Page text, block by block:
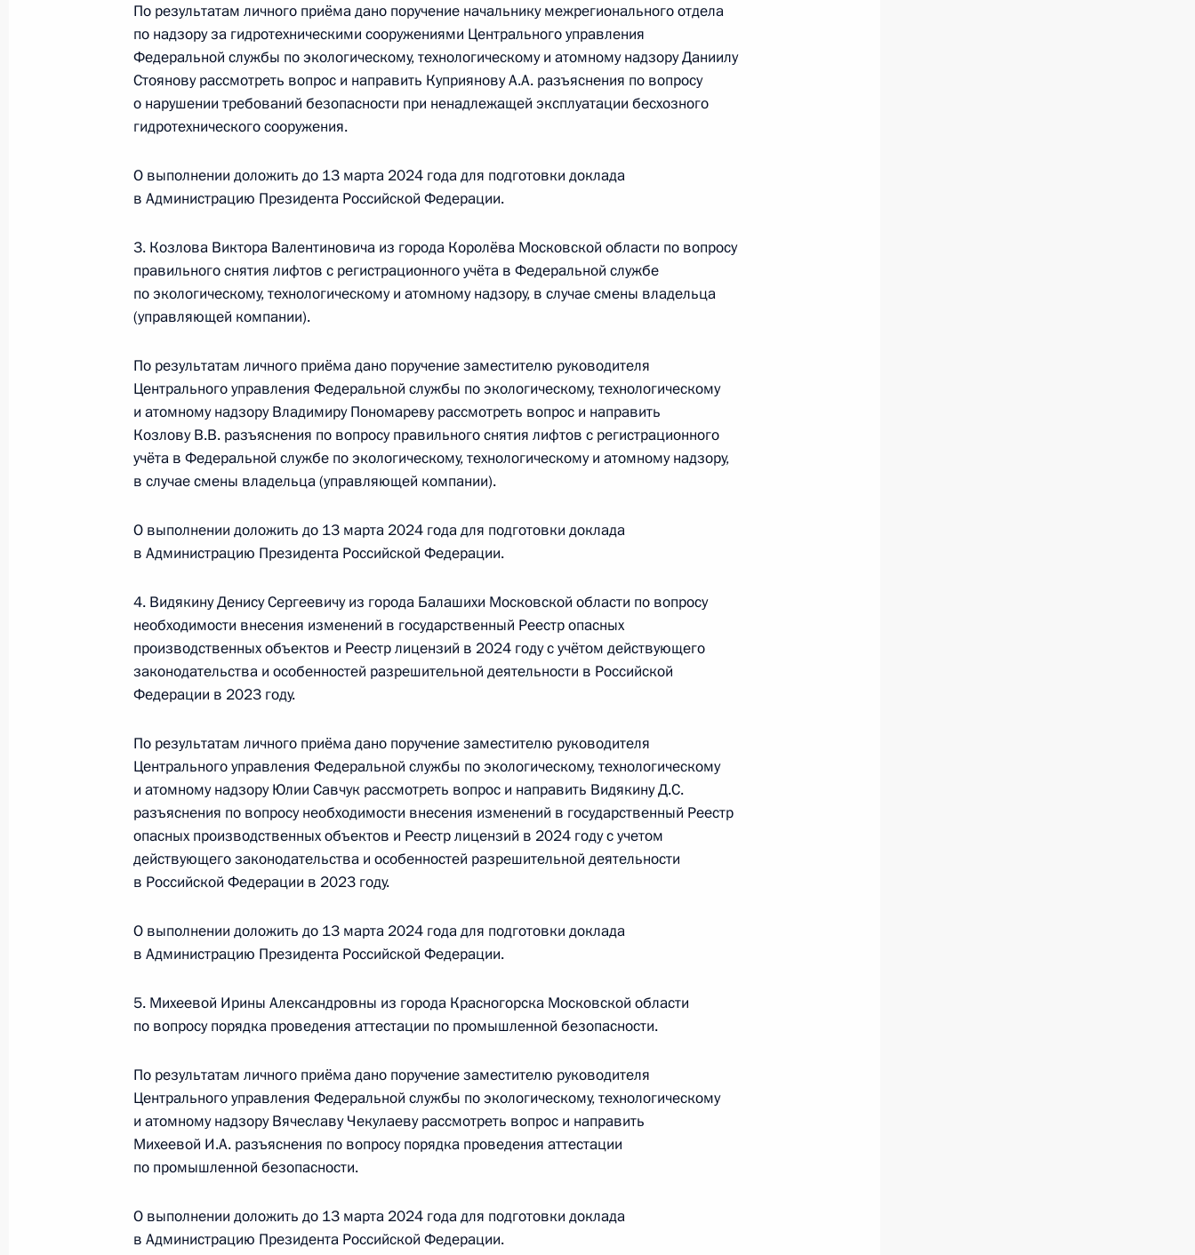
17 сентября 2025 года, среда
Исполнены поручения, данные по результатам личного приёма, проведённого
по поручению Президента Российской Федерации руководителем Центрального
надзору Евгением Тюменцевым в Приёмной Президента Российской Федерации
по приёму граждан в Москве 14 августа 2025 года
14 августа 2025 года, четверг
руководитель Центрального управления Федеральной службы по экологическому,
технологическому и атомному надзору Евгений Тюменцев провел в Приёмной
Президента Российской Федерации по приёму граждан в Москве личный приём
граждан
14 августа 2025 года, 15:25
25 апреля 2025 года, пятница
Исполнены поручения, данные по результатам личного приёма, проведённого
по поручению Президента Российской Федерации руководителем Центрального
управления Федеральной службы по экологическому, технологическому и атомному
надзору Евгением Тюменцевым в Приёмной Президента Российской Федерации
по приёму граждан в Москве 20 марта 2025 года
20 марта 2025 года, четверг
20 марта 2025 года по поручению Президента Российской Федерации
руководитель Центрального управления Федеральной службы по экологическому,
технологическому и атомному надзору Евгений Тюменцев провел в Приёмной
граждан
Исполнены поручения, данные по результатам личного приёма, проведённого
по поручению Президента Российской Федерации руководителем Центрального
управления Федеральной службы по экологическому, технологическому и атомному
надзору Евгением Тюменцевым в Приёмной Президента Российской Федерации
3 декабря 2024 года, 17:17
По результатам личного приёма дано поручение начальнику межрегионального отдела
по надзору за гидротехническими сооружениями Центрального управления
Федеральной службы по экологическому, технологическому и атомному надзору Даниилу
Стоянову рассмотреть вопрос и направить Куприянову А.А. разъяснения по вопросу
о нарушении требований безопасности при ненадлежащей эксплуатации бесхозного
гидротехнического сооружения.
О выполнении доложить до 13 марта 2024 года для подготовки доклада
в Администрацию Президента Российской Федерации.
3. Козлова Виктора Валентиновича из города Королёва Московской области по вопросу
правильного снятия лифтов с регистрационного учёта в Федеральной службе
по экологическому, технологическому и атомному надзору, в случае смены владельца
(управляющей компании).
По результатам личного приёма дано поручение заместителю руководителя
Центрального управления Федеральной службы по экологическому, технологическому
и атомному надзору Владимиру Пономареву рассмотреть вопрос и направить
Козлову В.В. разъяснения по вопросу правильного снятия лифтов с регистрационного
учёта в Федеральной службе по экологическому, технологическому и атомному надзору,
в случае смены владельца (управляющей компании).
О выполнении доложить до 13 марта 2024 года для подготовки доклада
в Администрацию Президента Российской Федерации.
4. Видякину Денису Сергеевичу из города Балашихи Московской области по вопросу
необходимости внесения изменений в государственный Реестр опасных
производственных объектов и Реестр лицензий в 2024 году с учётом действующего
законодательства и особенностей разрешительной деятельности в Российской
Федерации в 2023 году.
По результатам личного приёма дано поручение заместителю руководителя
Центрального управления Федеральной службы по экологическому, технологическому
и атомному надзору Юлии Савчук рассмотреть вопрос и направить Видякину Д.С.
разъяснения по вопросу необходимости внесения изменений в государственный Реестр
опасных производственных объектов и Реестр лицензий в 2024 году с учетом
действующего законодательства и особенностей разрешительной деятельности
в Российской Федерации в 2023 году.
О выполнении доложить до 13 марта 2024 года для подготовки доклада
в Администрацию Президента Российской Федерации.
5. Михеевой Ирины Александровны из города Красногорска Московской области
по вопросу порядка проведения аттестации по промышленной безопасности.
По результатам личного приёма дано поручение заместителю руководителя
Центрального управления Федеральной службы по экологическому, технологическому
и атомному надзору Вячеславу Чекулаеву рассмотреть вопрос и направить
Михеевой И.А. разъяснения по вопросу порядка проведения аттестации
по промышленной безопасности.
О выполнении доложить до 13 марта 2024 года для подготовки доклада
в Администрацию Президента Российской Федерации.